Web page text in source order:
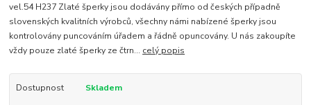
vel.54 H237 Zlaté šperky jsou dodávány přímo od českých případně
slovenských kvalitních výrobců, všechny námi nabízené šperky jsou
kontrolovány puncováním úřadem a řádně opuncovány. U nás zakoupíte
vždy pouze zlaté šperky ze čtrn... celý popis
Dostupnost Skladem